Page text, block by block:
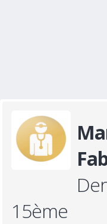
15ème